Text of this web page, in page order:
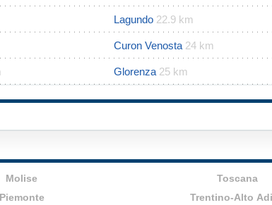
Lagundo 22.9 km
Curon Venosta 24 km
Glorenza 25 km
Molise
Piemonte
Toscana
Trentino-Alto